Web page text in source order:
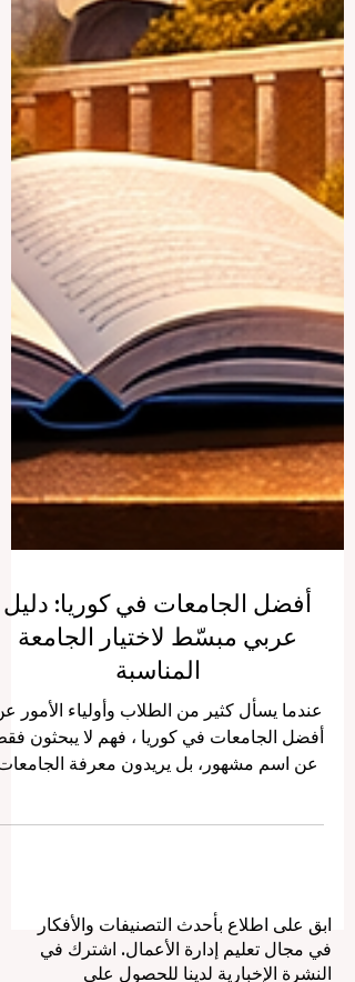
أفضل الجامعات في كوريا: دليل
عربي مبسّط لاختيار الجامعة
المناسبة
عندما يسأل كثير من الطلاب وأولياء الأمور
أفضل الجامعات في كوريا ، فهم لا يبحثون
كوريا الجنوبية تضم مجموعة مميزة جدًا من
الجامعات التي استطاعت أن تبني مكانة قوية
على المستوى الآسيوي والعالمي، لكن اختيار
ابق على اطلاع بأحدث التصنيفات والأفكار